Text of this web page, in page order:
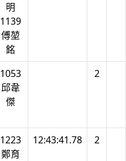
明
1139
傅堃
銘
1053
邱韋
傑
2
1223
鄭育
12:43:41.78 2